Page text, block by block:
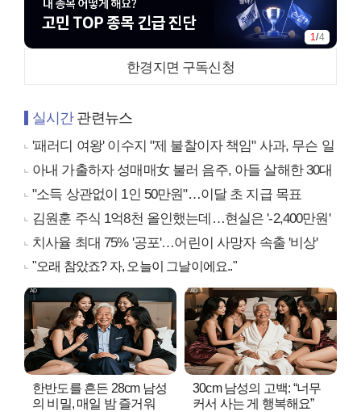
1/4
한경지면 구독신청
실시간관련뉴스
'패러디 여왕' 이수지 "제 불찰이자 책임" 사과, 무슨 일
아내 가출하자 성매매女 불러 음주, 아들 살해한 30대
"소득 상관없이 1인 50만원"…이달 초 지급 목표
김원훈 주식 1억8천 올인했는데…현실은 '-2,400만원'
치사율 최대 75% '공포'…어린이 사망자 속출 '비상'
"오래 참았죠? 자, 오늘이 그날이에요.."
한반도를 흔든 28cm 남성
의 비밀, 매일 밤 즐거워
30cm 남성의 고백: “너무
커서 사는 게 행복해요”